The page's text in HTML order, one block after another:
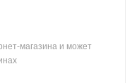
магазина и может